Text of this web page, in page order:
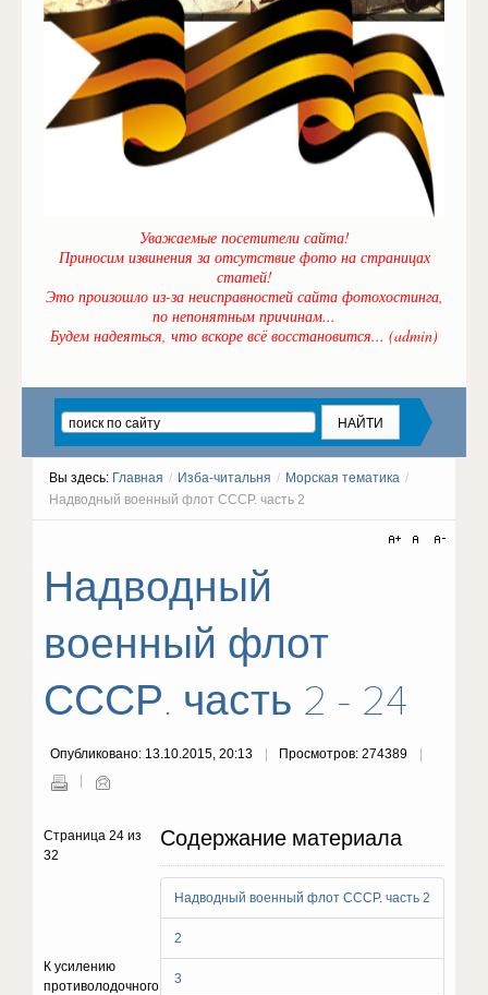
Уважаемые посетители сайта!
Приносим извинения за отсутствие фото на страницах
статей!
Это произошло из-за неисправностей сайта фотохостинга,
по непонятным причинам...
Будем надеяться, что вскоре всё восстановится... (admin)
Вы здесь: Главная / Изба-читальня / Морская тематика /
Надводный военный флот СССР. часть 2
Надводный
военный флот
СССР. часть 2 - 24
Опубликовано: 13.10.2015, 20:13 Просмотров: 274389
Содержание материала
Надводный военный флот СССР. часть 2
2
3
Страница 24 из
32
К усилению
противолодочного